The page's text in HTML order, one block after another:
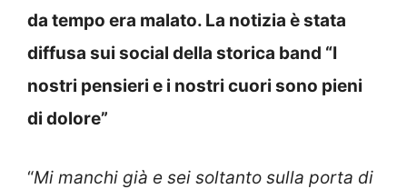
da tempo era malato. La notizia è stata
diffusa sui social della storica band “I
nostri pensieri e i nostri cuori sono pieni
di dolore”
“Mi manchi già e sei soltanto sulla porta di